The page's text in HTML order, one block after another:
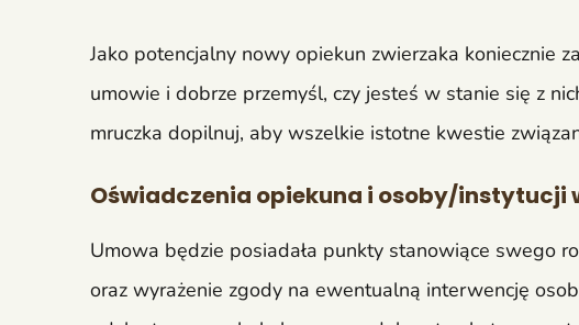
Jako potencjalny nowy opiekun zwierzaka koniecznie
umowie i dobrze przemyśl, czy jesteś w stanie się z
mruczka dopilnuj, aby wszelkie istotne kwestie
Oświadczenia opiekuna i osoby/instytucji
Umowa będzie posiadała punkty stanowiące swego
oraz wyrażenie zgody na ewentualną interwencję